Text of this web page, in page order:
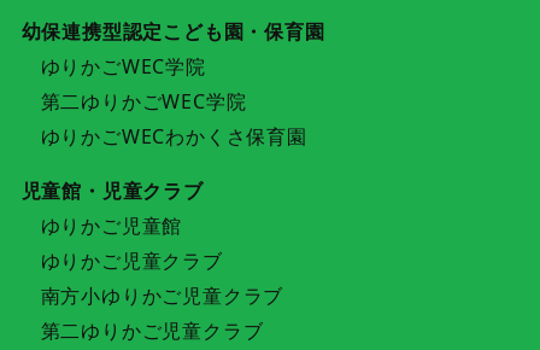
幼保連携型認定こども園・保育園
ゆりかごWEC学院
第二ゆりかごWEC学院
ゆりかごWECわかくさ保育園
児童館・児童クラブ
ゆりかご児童館
ゆりかご児童クラブ
南方小ゆりかご児童クラブ
第二ゆりかご児童クラブ